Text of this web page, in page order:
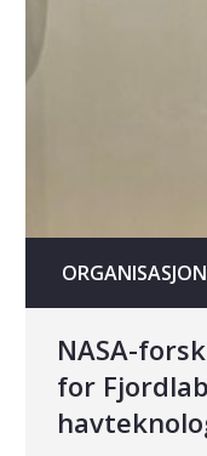
NASA-
for